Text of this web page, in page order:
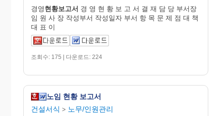
경영현황보고서 경 영 현 황 보 고 서 결 재 담 당 부서장
임 원 사 장 작성부서 작성일자 부서 항 목 문 제 점 대 책
대 표 이
조회수: 175 | 다운로드: 224
노임 현황 보고서
건설서식 > 노무/인원관리